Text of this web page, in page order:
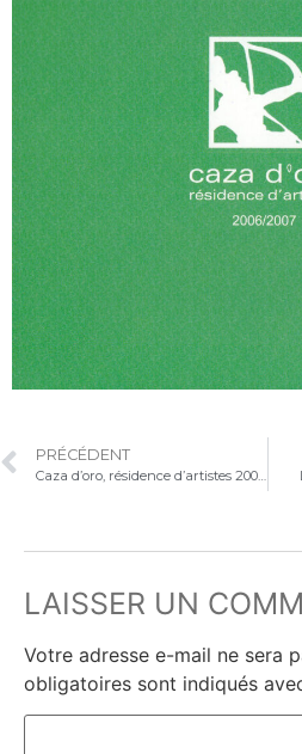
PRÉCÉDENT
Caza d’oro, résidence d’artistes 2005-2006
LAISSER UN
Votre adresse e-mail ne sera
obligatoires sont indiqués